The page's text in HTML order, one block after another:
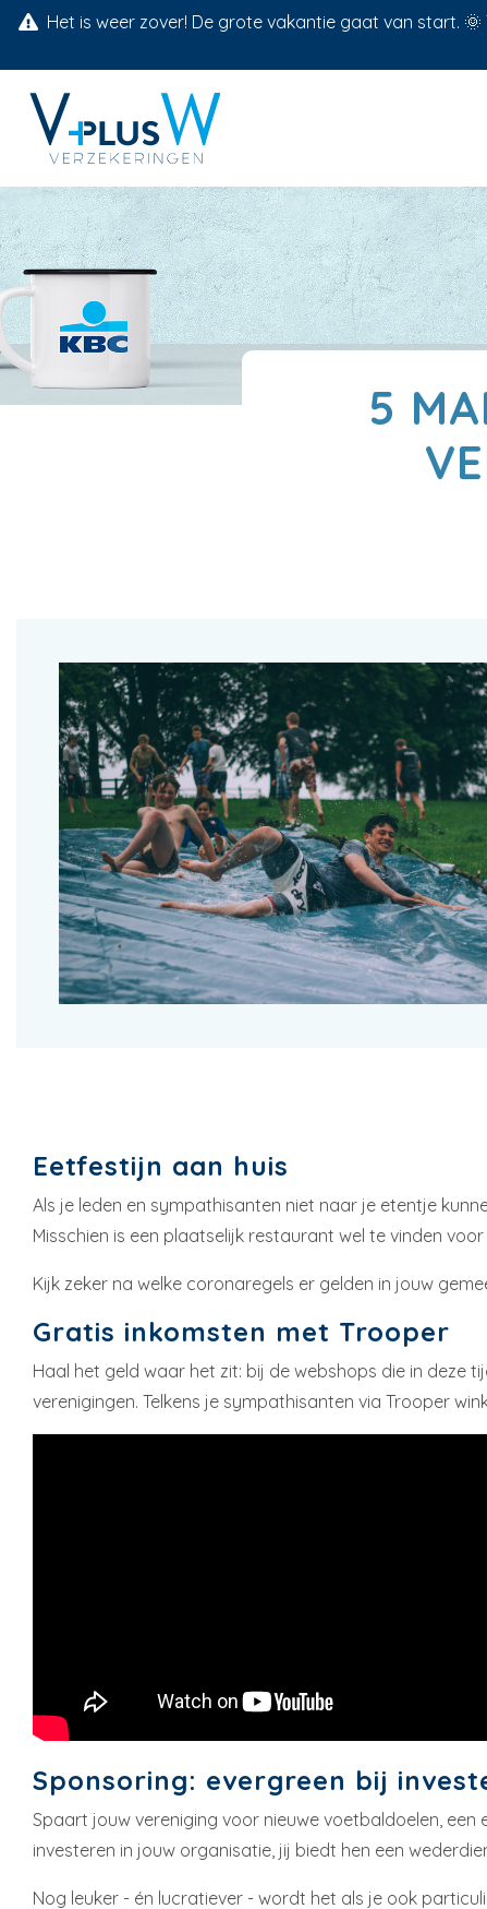
Het is weer zover! De grote vakantie gaat van start.
5
Eetfestijn aan huis
Als je leden en sympathisanten niet naar je etentje
Misschien is een plaatselijk restaurant wel te vinden
Kijk zeker na welke coronaregels er gelden in jouw
Gratis inkomsten met Trooper
Haal het geld waar het zit: bij de webshops die in deze
verenigingen. Telkens je sympathisanten via Trooper
Sponsoring: evergreen bij
Spaart jouw vereniging voor nieuwe voetbaldoelen,
investeren in jouw organisatie, jij biedt hen een
Nog leuker - én lucratiever - wordt het als je ook